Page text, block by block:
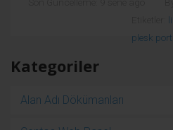
plesk port
Kategoriler
Alan Adı Dökümanları